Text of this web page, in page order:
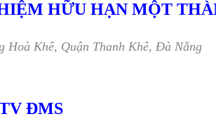
HỮU HẠN MỘT
Hoà Khê, Quận Thanh Khê, Đà Nẵng
ĐMS